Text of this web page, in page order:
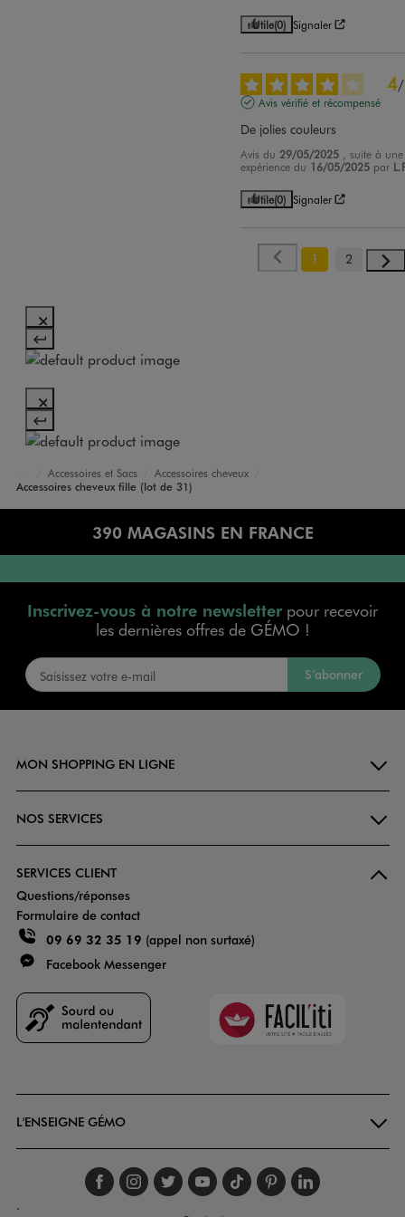
Utile(0) Signaler
4/
Avis vérifié et récompensé
De jolies couleurs
Avis du 29/05/2025 , suite à une
expérience du 16/05/2025 par
Utile(0) Signaler
1 2
Accueil
Fille
Accessoires et Sacs
Accessoires cheveux
Accessoires cheveux fille (lot de 31)
390 MAGASINS EN FRANCE
Inscrivez-vous à notre newsletterpour recevoir
les dernières offres de GÉMO !
S’abonner
MON SHOPPING EN LIGNE
NOS SERVICES
SERVICES CLIENT
Questions/réponses
Formulaire de contact
09 69 32 35 19 (appel non surtaxé)
Facebook Messenger
Faciliti
L'ENSEIGNE GÉMO
Suivez-nous sur
Suivez-nous sur
Suivez-nous sur
Suivez-nous
Suivez-nous
Suivez-
.